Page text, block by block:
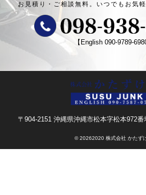
お見積り・ご相談無料。 いつでもお気
【English 090-9789-
〒904-2151 沖縄県沖縄市松本字松本972
©20262020 株式会社 かたず